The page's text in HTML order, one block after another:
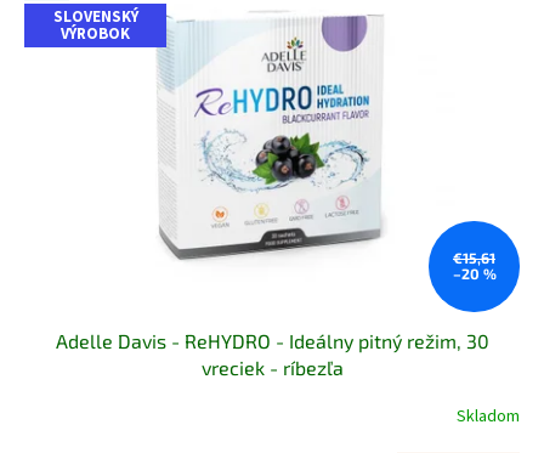
SLOVENSKÝ
VÝROBOK
€15,61
–20 %
Adelle Davis - ReHYDRO - Ideálny pitný režim, 30
vreciek - ríbezľa
Skladom